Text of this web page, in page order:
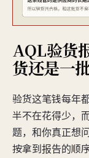
AQL验货
货还是一
验货这笔钱每年
半不在花得少，
题，和你真正想
按拿到报告的顺